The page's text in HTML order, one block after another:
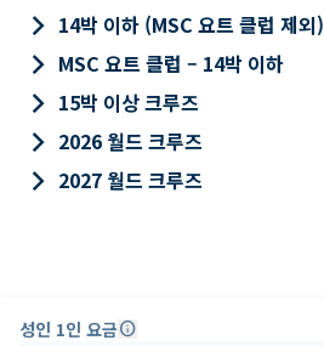
keyboard_arrow_right 14박 이하 (MSC 요트 클럽 제외)
keyboard_arrow_right MSC 요트 클럽 – 14박 이하
keyboard_arrow_right 15박 이상 크루즈
keyboard_arrow_right 2026 월드 크루즈
keyboard_arrow_right 2027 월드 크루즈
성인 1인 요금info